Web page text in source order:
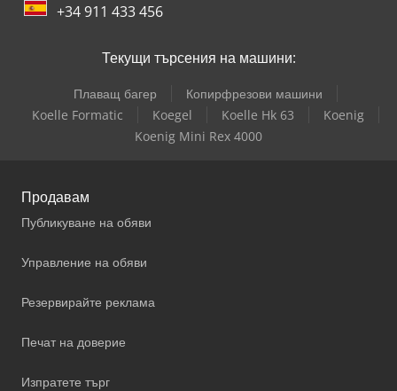
+34 911 433 456
Текущи търсения на машини:
Плаващ багер
Копирфрезови машини
Koelle Formatic
Koegel Koelle Hk 63
Koenig
Koenig Mini Rex 4000
Продавам
Публикуване на обяви
Управление на обяви
Резервирайте реклама
Печат на доверие
Изпратете търг